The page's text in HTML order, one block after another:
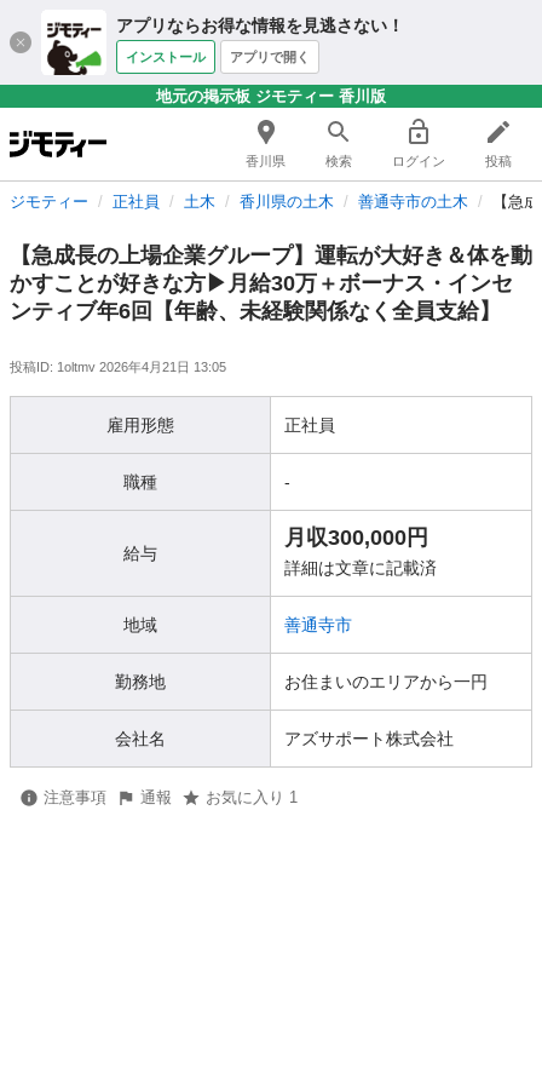
アプリならお得な情報を見逃さない！
インストール アプリで開く
地元の掲示板 ジモティー 香川版
香川県 検索 ログイン 投稿
ジモティー 正社員 土木 香川県の土木 善通寺市の土木 【急
【急成長の上場企業グループ】運転が大好き＆体を動
かすことが好きな方▶月給30万＋ボーナス・インセ
ンティブ年6回【年齢、未経験関係なく全員支給】
投稿ID: 1oltmv 2026年4月21日 13:05
雇用形態 正社員
職種 -
給与
月収300,000円
詳細は文章に記載済
地域 善通寺市
勤務地 お住まいのエリアから一円
会社名 アズサポート株式会社
注意事項 通報 お気に入り 1